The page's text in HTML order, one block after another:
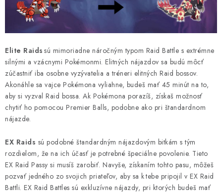
Elite Raids sú mimoriadne náročným typom Raid Battle s extrémne
silnými a vzácnymi Pokémonmi. Elitných nájazdov sa budú môcť
zúčastniť iba osobne vyzývatelia a tréneri elitných Raid bossov.
Akonáhle sa vajce Pokémona vyliahne, budeš mať 45 minút na to,
aby si vyzval Raid bossa. Ak Pokémona porazíš, získaš možnosť
chytiť ho pomocou Premier Balls, podobne ako pri štandardnom
nájazde.
EX Raids sú podobné štandardným nájazdovým bitkám s tým
rozdielom, že na ich účasť je potrebné špeciálne povolenie. Tieto
EX Raid Passy si musíš zarobiť. Navyše, získaním tohto pasu, môžeš
pozvať jedného zo svojich priateľov, aby sa k tebe pripojil v EX Raid
Battli. EX Raid Battles sú exkluzívne nájazdy, pri ktorých budeš mať